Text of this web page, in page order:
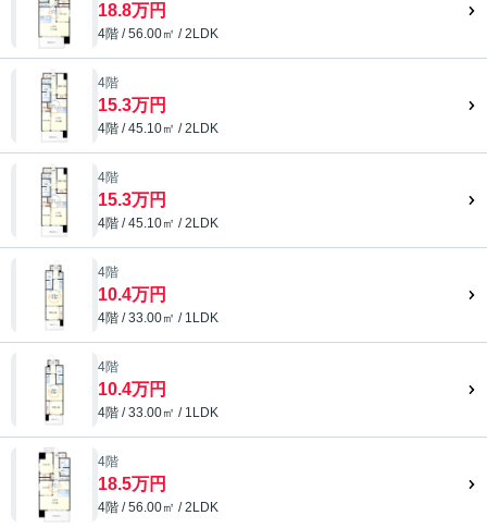
18.8万円
4階 / 56.00㎡ / 2LDK
4階
15.3万円
4階 / 45.10㎡ / 2LDK
4階
15.3万円
4階 / 45.10㎡ / 2LDK
4階
10.4万円
4階 / 33.00㎡ / 1LDK
4階
10.4万円
4階 / 33.00㎡ / 1LDK
4階
18.5万円
4階 / 56.00㎡ / 2LDK